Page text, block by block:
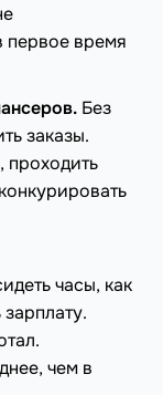
первое время
Без
заказы.
проходить
часы, как
чем в